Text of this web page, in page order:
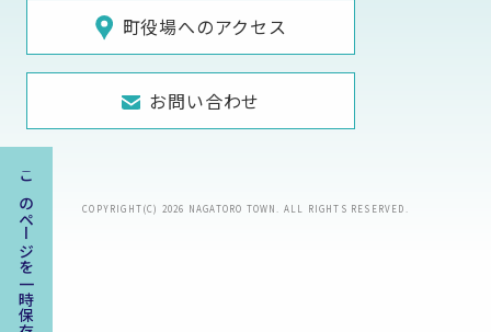
このページを一時保存する
町役場へのアクセス
お問い合わせ
COPYRIGHT(C) 2026 NAGATORO TOWN. ALL RIGHTS RESERVED.